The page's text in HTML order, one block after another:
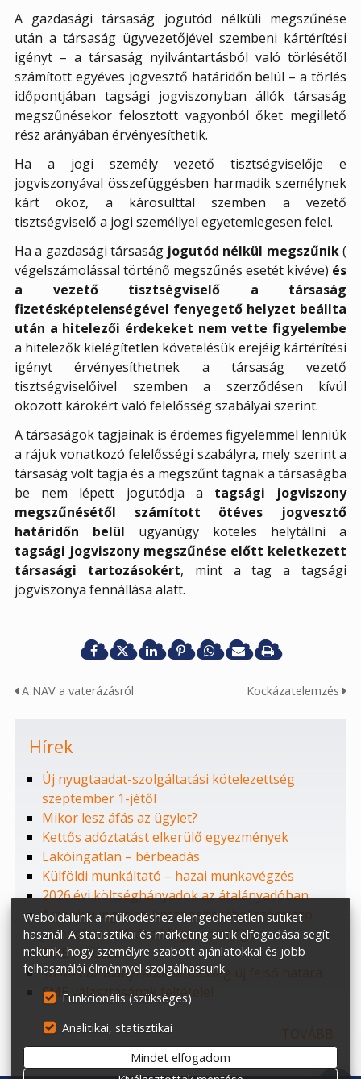
A gazdasági társaság jogutód nélküli megszűnése
után a társaság ügyvezetőjével szembeni kártérítési
igényt – a társaság nyilvántartásból való törlésétől
számított egyéves jogvesztő határidőn belül – a törlés
időpontjában tagsági jogviszonyban állók társaság
megszűnésekor felosztott vagyonból őket megillető
rész arányában érvényesíthetik.
Ha a jogi személy vezető tisztségviselője e
jogviszonyával összefüggésben harmadik személynek
kárt okoz, a károsulttal szemben a vezető
tisztségviselő a jogi személlyel egyetemlegesen felel.
Ha a gazdasági társaság jogutód nélkül megszűnik(
végelszámolással történő megszűnés esetét kivéve) és
a vezető tisztségviselő a társaság
fizetésképtelenségével fenyegető helyzet beállta
után a hitelezői érdekeket nem vette figyelembe
a hitelezők kielégítetlen követelésük erejéig kártérítési
igényt érvényesíthetnek a társaság vezető
tisztségviselőivel szemben a szerződésen kívül
okozott károkért való felelősség szabályai szerint.
A társaságok tagjainak is érdemes figyelemmel lenniük
a rájuk vonatkozó felelősségi szabályra, mely szerint a
társaság volt tagja és a megszűnt tagnak a társaságba
be nem lépett jogutódja a tagsági jogviszony
megszűnésétől számított ötéves jogvesztő
határidőn belül ugyanúgy köteles helytállni a
tagsági jogviszony megszűnése előtt keletkezett
társasági tartozásokért, mint a tag a tagsági
jogviszonya fennállása alatt.
A NAV a vaterázásról Kockázatelemzés
Hírek
Új nyugtaadat-szolgáltatási kötelezettség
szeptember 1-jétől
Mikor lesz áfás az ügylet?
Kettős adóztatást elkerülő egyezmények
Lakóingatlan – bérbeadás
Külföldi munkáltató – hazai munkavégzés
2026.évi költséghányadok az átalányadóban
Amerikai ingatlan hasznosításából származó
jövedelem adózása Magyarországon
SME rendszer
18 MFt az alanyi adómentesség új felső határa
SME választásának feltételei
Weboldalunk a működéshez elengedhetetlen sütiket
használ. A statisztikai és marketing sütik elfogadása segít
nekünk, hogy személyre szabott ajánlatokkal és jobb
felhasználói élménnyel szolgálhassunk.
Funkcionális (szükséges)
Analitikai, statisztikai
Mindet elfogadom